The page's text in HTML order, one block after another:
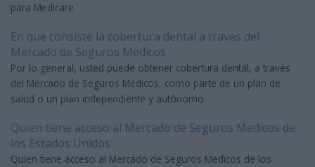
para Medicare
En que consiste la cobertura dental a traves del
Mercado de Seguros Medicos
Por lo general, usted puede obtener cobertura dental, a través
del Mercado de Seguros Médicos, como parte de un plan de
salud o un plan independiente y autónomo.
Quien tiene acceso al Mercado de Seguros Medicos de
los Estados Unidos
Quien tiene acceso al Mercado de Seguros Medicos de los